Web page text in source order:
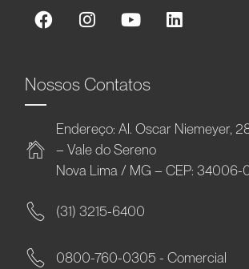
Nossos Contatos
Endereço: Al. Oscar Niemeyer,
– Vale do Sereno
Nova Lima / MG – CEP: 34006-
(31) 3215-6400
0800-760-0305 - Comercial